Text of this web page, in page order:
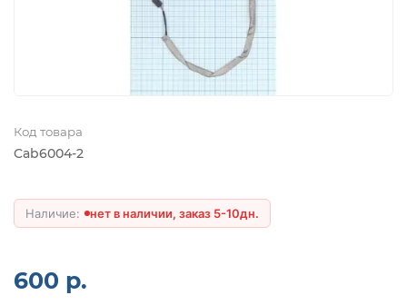
Код товара
Cab6004-2
нет в наличии, заказ 5-10дн.
600 р.